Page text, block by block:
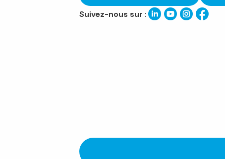
Suivez-nous sur :